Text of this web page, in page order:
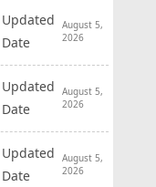
Updated
Date
August 5,
2026
Updated
Date
August 5,
2026
Updated
Date
August 5,
2026